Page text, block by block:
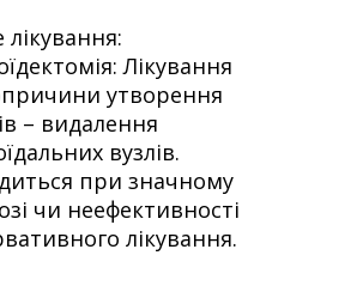
лікування:
Лікування
утворення
– видалення
вузлів.
при значному
чи неефективності
лікування.